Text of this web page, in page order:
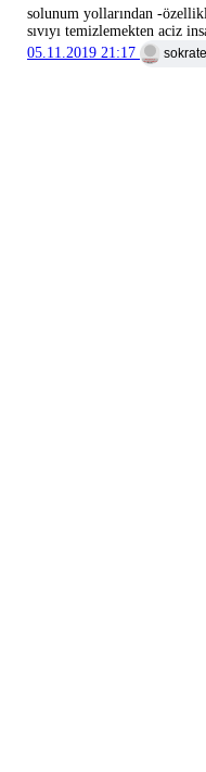
solunum yollarından -
sıvıyı temizlemekten aciz
05.11.2019 21:17